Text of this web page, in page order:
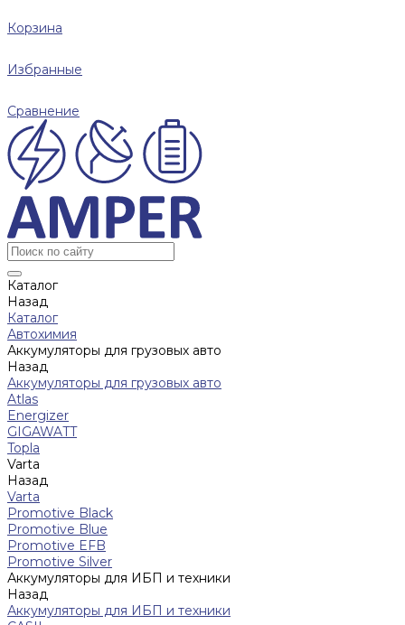
Корзина
Избранные
Сравнение
Каталог
Назад
Каталог
Автохимия
Аккумуляторы для грузовых авто
Назад
Аккумуляторы для грузовых авто
Atlas
Energizer
GIGAWATT
Topla
Varta
Назад
Varta
Promotive Black
Promotive Blue
Promotive EFB
Promotive Silver
Аккумуляторы для ИБП и техники
Назад
Аккумуляторы для ИБП и техники